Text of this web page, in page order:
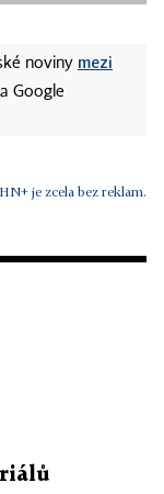
noviny mezi
Google
je zcela bez reklam.